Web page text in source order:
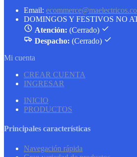
Email:
DOMINGOS Y FESTIVOS NO
Atención: (Cerrado)
Despacho: (Cerrado)
Mi cuenta
CREAR CUENTA
INGRESAR
INICIO
PRODUCTOS
Principales características
Navegación rápida